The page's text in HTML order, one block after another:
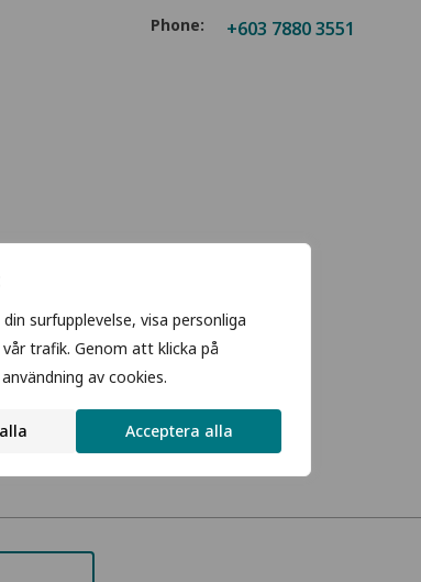
surfupplevelse, visa personliga
trafik. Genom att klicka på
av cookies.
Acceptera alla
Phone: +603 7880 3551